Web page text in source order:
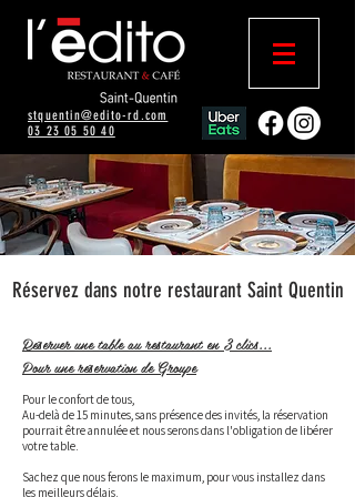
stquentin@edito-rd.com​
03 23 05 50 40
Réservez dans notre restaurant Saint Quentin
Réserver une table au restaurant en 3 clics...
Pour une réservation de Groupe
Pour le confort de tous,
Au-delà de 15 minutes, sans présence des invités, la réservation
pourrait être annulée et nous serons dans l'obligation de libérer
votre table.
Sachez que nous ferons le maximum, pour vous installez dans
les meilleurs délais.